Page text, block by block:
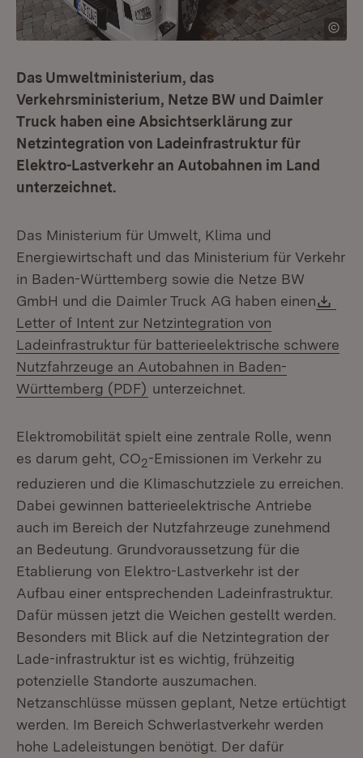
Das Umweltministerium, das
Verkehrsministerium, Netze BW und Daimler
Truck haben eine Absichtserklärung zur
Netzintegration von Ladeinfrastruktur für
Elektro-Lastverkehr an Autobahnen im Land
unterzeichnet.
Das Ministerium für Umwelt, Klima und
Energiewirtschaft und das Ministerium für Verkehr
in Baden-Württemberg sowie die Netze BW
GmbH und die Daimler Truck AG haben einen
Letter of Intent zur Netzintegration von
Ladeinfrastruktur für batterieelektrische schwere
Nutzfahrzeuge an Autobahnen in Baden-
Württemberg (PDF) (Öffnet in neuem Fenster)
unterzeichnet.
Elektromobilität spielt eine zentrale Rolle, wenn
es darum geht, CO2-Emissionen im Verkehr zu
reduzieren und die Klimaschutzziele zu erreichen.
Dabei gewinnen batterieelektrische Antriebe
auch im Bereich der Nutzfahrzeuge zunehmend
an Bedeutung. Grundvoraussetzung für die
Etablierung von Elektro-Lastverkehr ist der
Aufbau einer entsprechenden Ladeinfrastruktur.
Dafür müssen jetzt die Weichen gestellt werden.
Besonders mit Blick auf die Netzintegration der
Lade-infrastruktur ist es wichtig, frühzeitig
potenzielle Standorte auszumachen.
Netzanschlüsse müssen geplant, Netze ertüchtigt
werden. Im Bereich Schwerlastverkehr werden
hohe Ladeleistungen benötigt. Der dafür